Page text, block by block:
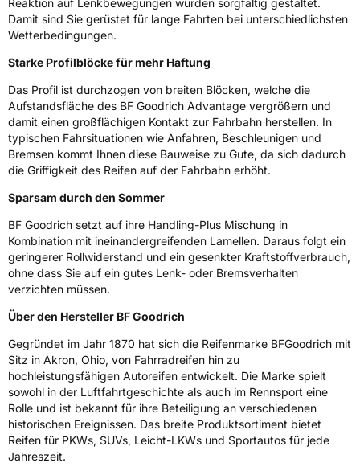
HerstellerkontaktMANUFACTURE FRANCAISE DES
PNEUMATIQUES MICHELIN, place des
Ferrand Frankreich, contact@tc.michelin.eu
Damit sind Sie gerüstet für lange Fahrten bei unterschiedlichsten
Wetterbedingungen.
Starke Profilblöcke für mehr Haftung
Das Profil ist durchzogen von breiten Blöcken, welche die
Aufstandsfläche des BF Goodrich Advantage vergrößern und
damit einen großflächigen Kontakt zur Fahrbahn herstellen. In
typischen Fahrsituationen wie Anfahren, Beschleunigen und
Bremsen kommt Ihnen diese Bauweise zu Gute, da sich dadurch
die Griffigkeit des Reifen auf der Fahrbahn erhöht.
Sparsam durch den Sommer
BF Goodrich setzt auf ihre Handling-Plus Mischung in
Kombination mit ineinandergreifenden Lamellen. Daraus folgt ein
geringerer Rollwiderstand und ein gesenkter Kraftstoffverbrauch,
ohne dass Sie auf ein gutes Lenk- oder Bremsverhalten
verzichten müssen.
Über den Hersteller BF Goodrich
Gegründet im Jahr 1870 hat sich die Reifenmarke BFGoodrich mit
Sitz in Akron, Ohio, von Fahrradreifen hin zu
hochleistungsfähigen Autoreifen entwickelt. Die Marke spielt
sowohl in der Luftfahrtgeschichte als auch im Rennsport eine
Rolle und ist bekannt für ihre Beteiligung an verschiedenen
historischen Ereignissen. Das breite Produktsortiment bietet
Reifen für PKWs, SUVs, Leicht-LKWs und Sportautos für jede
Jahreszeit.